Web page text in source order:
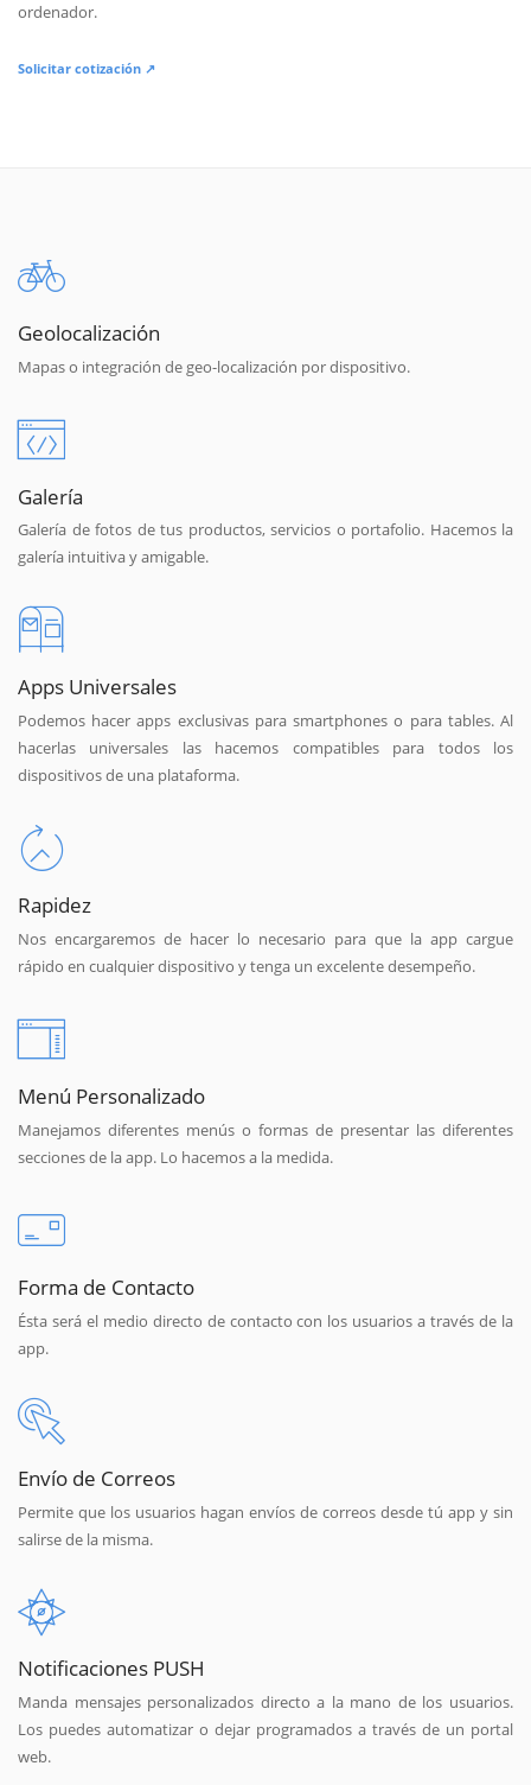
ordenador.
Solicitar cotización ↗
Geolocalización
Mapas o integración de geo-localización por dispositivo.
Galería
Galería de fotos de tus productos, servicios o portafolio. Hacemos la
galería intuitiva y amigable.
Apps Universales
Podemos hacer apps exclusivas para smartphones o para tables. Al
hacerlas universales las hacemos compatibles para todos los
dispositivos de una plataforma.
Rapidez
Nos encargaremos de hacer lo necesario para que la app cargue
rápido en cualquier dispositivo y tenga un excelente desempeño.
Menú Personalizado
Manejamos diferentes menús o formas de presentar las diferentes
secciones de la app. Lo hacemos a la medida.
Forma de Contacto
Ésta será el medio directo de contacto con los usuarios a través de la
app.
Envío de Correos
Permite que los usuarios hagan envíos de correos desde tú app y sin
salirse de la misma.
Notificaciones PUSH
Manda mensajes personalizados directo a la mano de los usuarios.
Los puedes automatizar o dejar programados a través de un portal
web.